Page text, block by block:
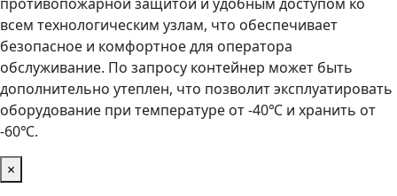
всем технологическим узлам, что обеспечивает
безопасное и комфортное для оператора
обслуживание. По запросу контейнер может быть
дополнительно утеплен, что позволит эксплуатировать
оборудование при температуре от -40℃ и хранить от
-60℃.
×